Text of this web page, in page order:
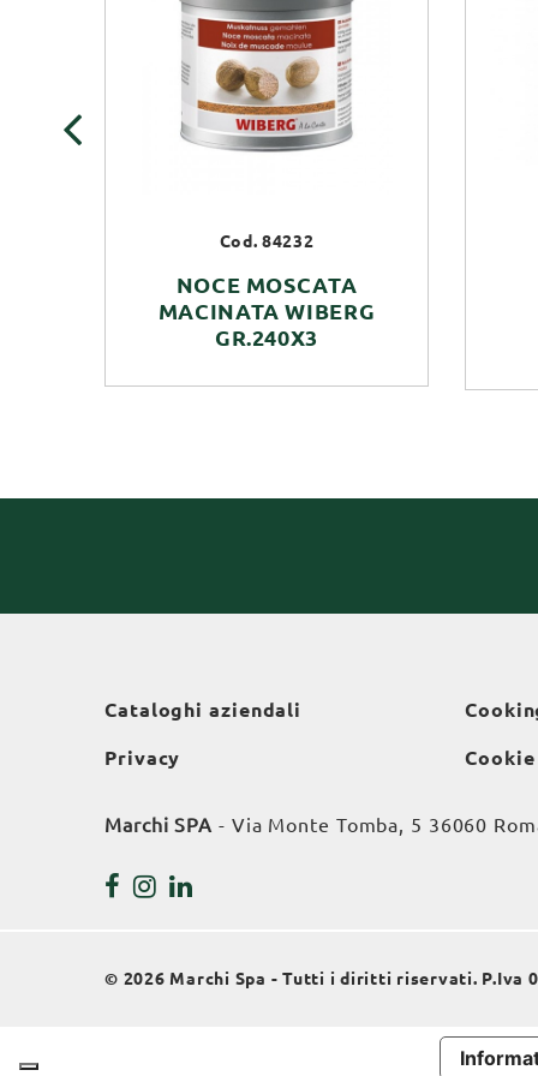
Cod. 84232
NOCE MOSCATA
MACINATA WIBERG
GR.240X3
Cataloghi aziendali
Privacy
Marchi SPA - Via Monte Tomba, 5 36060
© 2026 Marchi Spa - Tutti i diritti riservati. P.Iva